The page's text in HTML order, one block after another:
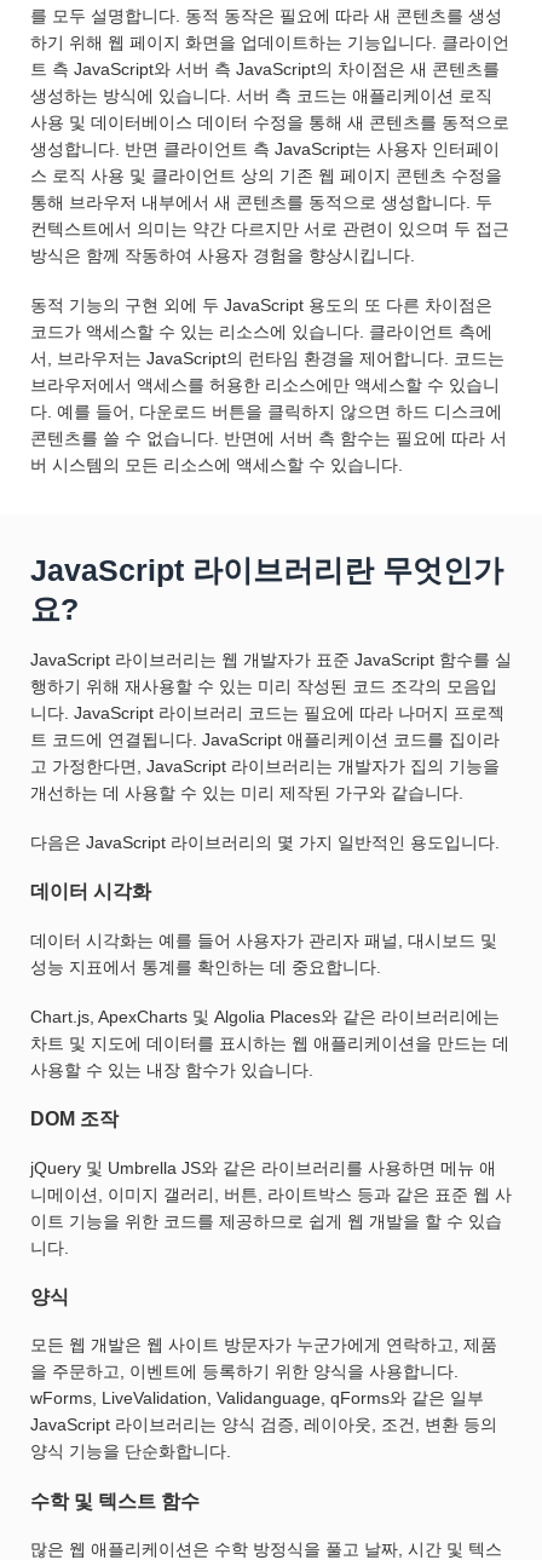
를 모두 설명합니다. 동적 동작은 필요에 따라 새 콘텐츠를 생성
하기 위해 웹 페이지 화면을 업데이트하는 기능입니다. 클라이언
트 측 JavaScript와 서버 측 JavaScript의 차이점은 새 콘텐츠를
생성하는 방식에 있습니다. 서버 측 코드는 애플리케이션 로직
사용 및 데이터베이스 데이터 수정을 통해 새 콘텐츠를 동적으로
생성합니다. 반면 클라이언트 측 JavaScript는 사용자 인터페이
스 로직 사용 및 클라이언트 상의 기존 웹 페이지 콘텐츠 수정을
통해 브라우저 내부에서 새 콘텐츠를 동적으로 생성합니다. 두
컨텍스트에서 의미는 약간 다르지만 서로 관련이 있으며 두 접근
방식은 함께 작동하여 사용자 경험을 향상시킵니다.
동적 기능의 구현 외에 두 JavaScript 용도의 또 다른 차이점은
코드가 액세스할 수 있는 리소스에 있습니다. 클라이언트 측에
서, 브라우저는 JavaScript의 런타임 환경을 제어합니다. 코드는
브라우저에서 액세스를 허용한 리소스에만 액세스할 수 있습니
다. 예를 들어, 다운로드 버튼을 클릭하지 않으면 하드 디스크에
콘텐츠를 쓸 수 없습니다. 반면에 서버 측 함수는 필요에 따라 서
버 시스템의 모든 리소스에 액세스할 수 있습니다.
JavaScript 라이브러리란 무엇인가
요?
JavaScript 라이브러리는 웹 개발자가 표준 JavaScript 함수를 실
행하기 위해 재사용할 수 있는 미리 작성된 코드 조각의 모음입
니다. JavaScript 라이브러리 코드는 필요에 따라 나머지 프로젝
트 코드에 연결됩니다. JavaScript 애플리케이션 코드를 집이라
고 가정한다면, JavaScript 라이브러리는 개발자가 집의 기능을
개선하는 데 사용할 수 있는 미리 제작된 가구와 같습니다.
다음은 JavaScript 라이브러리의 몇 가지 일반적인 용도입니다.
데이터 시각화
데이터 시각화는 예를 들어 사용자가 관리자 패널, 대시보드 및
성능 지표에서 통계를 확인하는 데 중요합니다.
Chart.js, ApexCharts 및 Algolia Places와 같은 라이브러리에는
차트 및 지도에 데이터를 표시하는 웹 애플리케이션을 만드는 데
사용할 수 있는 내장 함수가 있습니다.
DOM 조작
jQuery 및 Umbrella JS와 같은 라이브러리를 사용하면 메뉴 애
니메이션, 이미지 갤러리, 버튼, 라이트박스 등과 같은 표준 웹 사
이트 기능을 위한 코드를 제공하므로 쉽게 웹 개발을 할 수 있습
니다.
양식
모든 웹 개발은 웹 사이트 방문자가 누군가에게 연락하고, 제품
을 주문하고, 이벤트에 등록하기 위한 양식을 사용합니다.
wForms, LiveValidation, Validanguage, qForms와 같은 일부
JavaScript 라이브러리는 양식 검증, 레이아웃, 조건, 변환 등의
양식 기능을 단순화합니다.
수학 및 텍스트 함수
많은 웹 애플리케이션은 수학 방정식을 풀고 날짜, 시간 및 텍스